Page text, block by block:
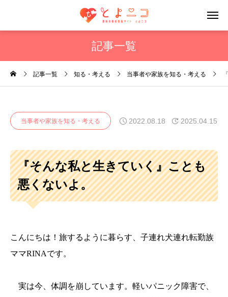
記事一覧
記事一覧 知る・考える 当事者や家族を知る・考える
当事者や家族を知る・考える 2022.08.18 2025.04.15
『そんな私と生きていく』ことも
悪くないよ。
こんにちは！旅するように暮らす、子連れ犬連れ転勤族
ママRINAです。
実は今、体調を崩しています。軽いパニック障害で、